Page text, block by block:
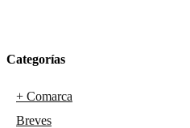
Categorías
+ Comarca
Breves